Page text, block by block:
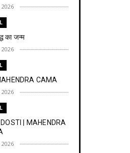
का जन्म
CAMA
, DOSTI | MAHENDRA